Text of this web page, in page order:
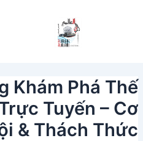
Khám Phá Thế
Tuyến – Cơ
& Thách Thức